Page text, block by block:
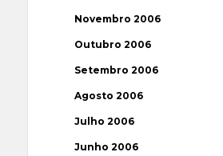
Novembro 2006
Outubro 2006
Setembro 2006
Agosto 2006
Julho 2006
Junho 2006